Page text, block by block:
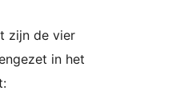
zijn de vier
in het